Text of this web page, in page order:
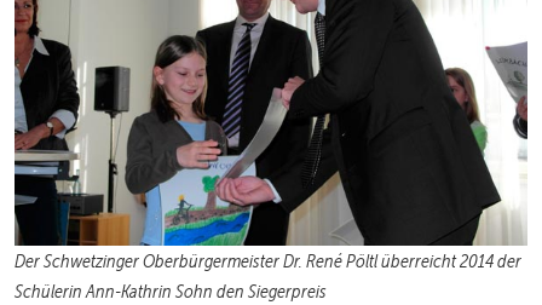
Der Schwetzinger Oberbürgermeister Dr. René Pöltl überreicht 2014 der
Schülerin Ann-Kathrin Sohn den Siegerpreis